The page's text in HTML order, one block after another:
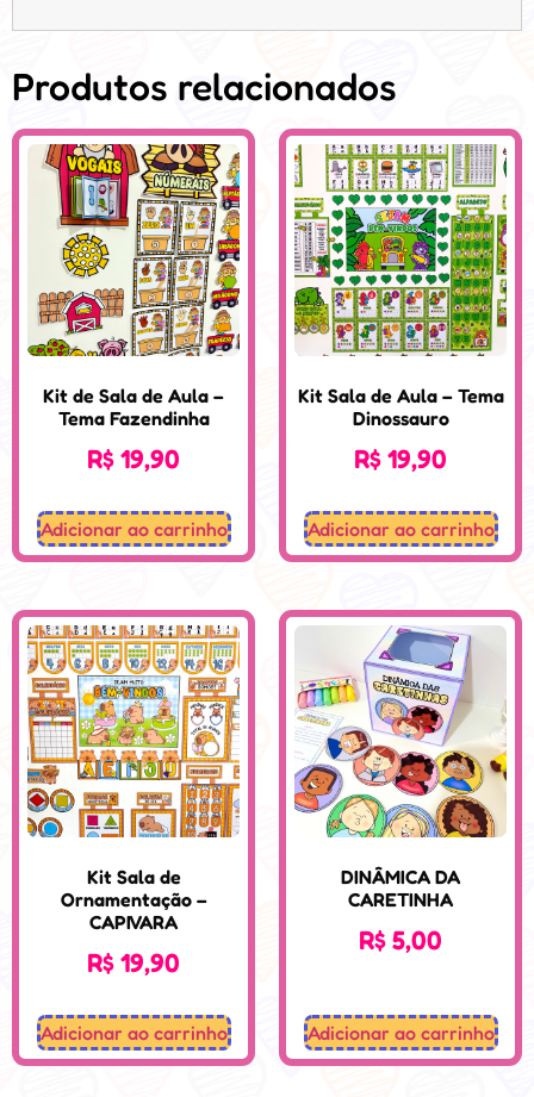
Produtos relacionados
Kit de Sala de Aula –
Tema Fazendinha
R$19,90
Adicionar ao carrinho
Kit Sala de Aula – Tema
Dinossauro
R$19,90
Adicionar ao carrinho
Kit Sala de
Ornamentação –
CAPIVARA
R$19,90
Adicionar ao carrinho
DINÂMICA DA
CARETINHA
R$5,00
Adicionar ao carrinho